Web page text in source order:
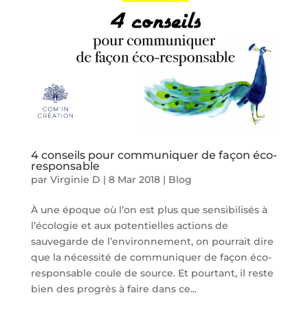
4 conseils pour communiquer de façon éco-
responsable
par Virginie D | 8 Mar 2018| Blog
À une époque où l’on est plus que sensibilisés à
l’écologie et aux potentielles actions de
sauvegarde de l’environnement, on pourrait dire
que la nécessité de communiquer de façon éco-
responsable coule de source. Et pourtant, il reste
bien des progrès à faire dans ce...